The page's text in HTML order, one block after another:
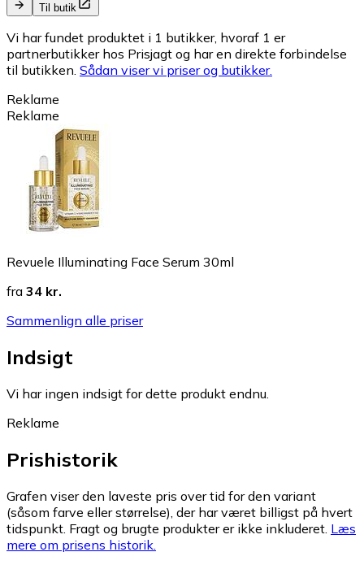
Til butik
Vi har fundet produktet i 1 butikker, hvoraf 1 er
partnerbutikker hos Prisjagt og har en direkte forbindelse
til butikken. Sådan viser vi priser og butikker.
Reklame
Reklame
Revuele Illuminating Face Serum 30ml
fra 34 kr.
Sammenlign alle priser
Indsigt
Vi har ingen indsigt for dette produkt endnu.
Reklame
Prishistorik
Grafen viser den laveste pris over tid for den variant
(såsom farve eller størrelse), der har været billigst på hvert
tidspunkt. Fragt og brugte produkter er ikke inkluderet. Læs
mere om prisens historik.